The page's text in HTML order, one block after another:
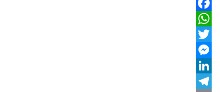
Facebook
WhatsApp
Twitter
Messenger
LinkedIn